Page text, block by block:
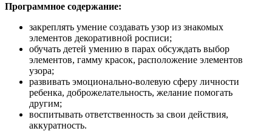
Программное содержание:
закреплять умение создавать узор из знакомых
элементов декоративной росписи;
обучать детей умению в парах обсуждать выбор
элементов, гамму красок, расположение элементов
узора;
развивать эмоционально-волевую сферу личности
ребенка, доброжелательность, желание помогать
другим;
воспитывать ответственность за свои действия,
аккуратность.